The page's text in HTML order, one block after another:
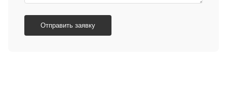
Отправить заявку